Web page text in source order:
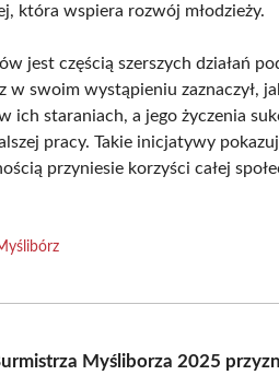
która wspiera rozwój młodzieży.
jest częścią szerszych działań
swoim wystąpieniu zaznaczył,
ich staraniach, a jego życzenia
pracy. Takie inicjatywy
przyniesie korzyści całej
Myśliborza 2025